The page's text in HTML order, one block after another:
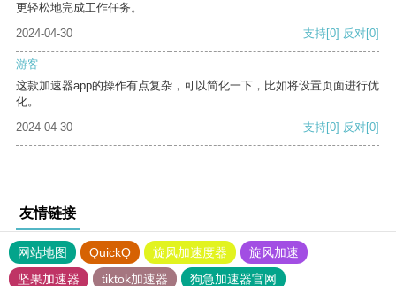
更轻松地完成工作任务。
2024-04-30
支持[0] 反对[0]
游客
这款加速器app的操作有点复杂，可以简化一下，比如将设置页面进行优
化。
2024-04-30
支持[0] 反对[0]
友情链接
网站地图 QuickQ 旋风加速度器
旋风加速
坚果加速器
tiktok加速器
狗急加速器官网